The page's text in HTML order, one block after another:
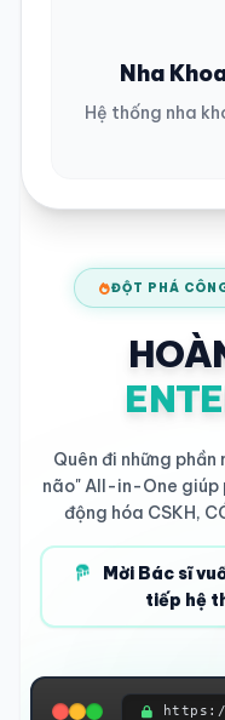
Nha
Hệ thống nha
ĐỘT PHÁ
Quên đi những
não" All-in-One giúp
động hóa CSKH,
Mời Bác sĩ
tiếp hệ
https://